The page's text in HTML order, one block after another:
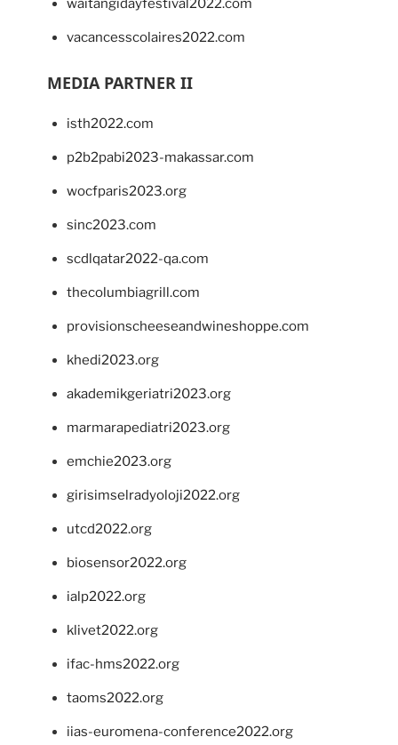
waitangidayfestival2022.com
vacancesscolaires2022.com
MEDIA PARTNER II
isth2022.com
p2b2pabi2023-makassar.com
wocfparis2023.org
sinc2023.com
scdlqatar2022-qa.com
thecolumbiagrill.com
provisionscheeseandwineshoppe.com
khedi2023.org
akademikgeriatri2023.org
marmarapediatri2023.org
emchie2023.org
girisimselradyoloji2022.org
utcd2022.org
biosensor2022.org
ialp2022.org
klivet2022.org
ifac-hms2022.org
taoms2022.org
iias-euromena-conference2022.org